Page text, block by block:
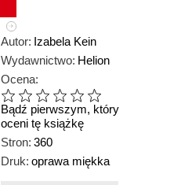
Autor: Izabela Kein
Wydawnictwo: Helion
Ocena:
Bądź pierwszym, który
oceni tę książkę
Stron: 360
Druk: oprawa miękka